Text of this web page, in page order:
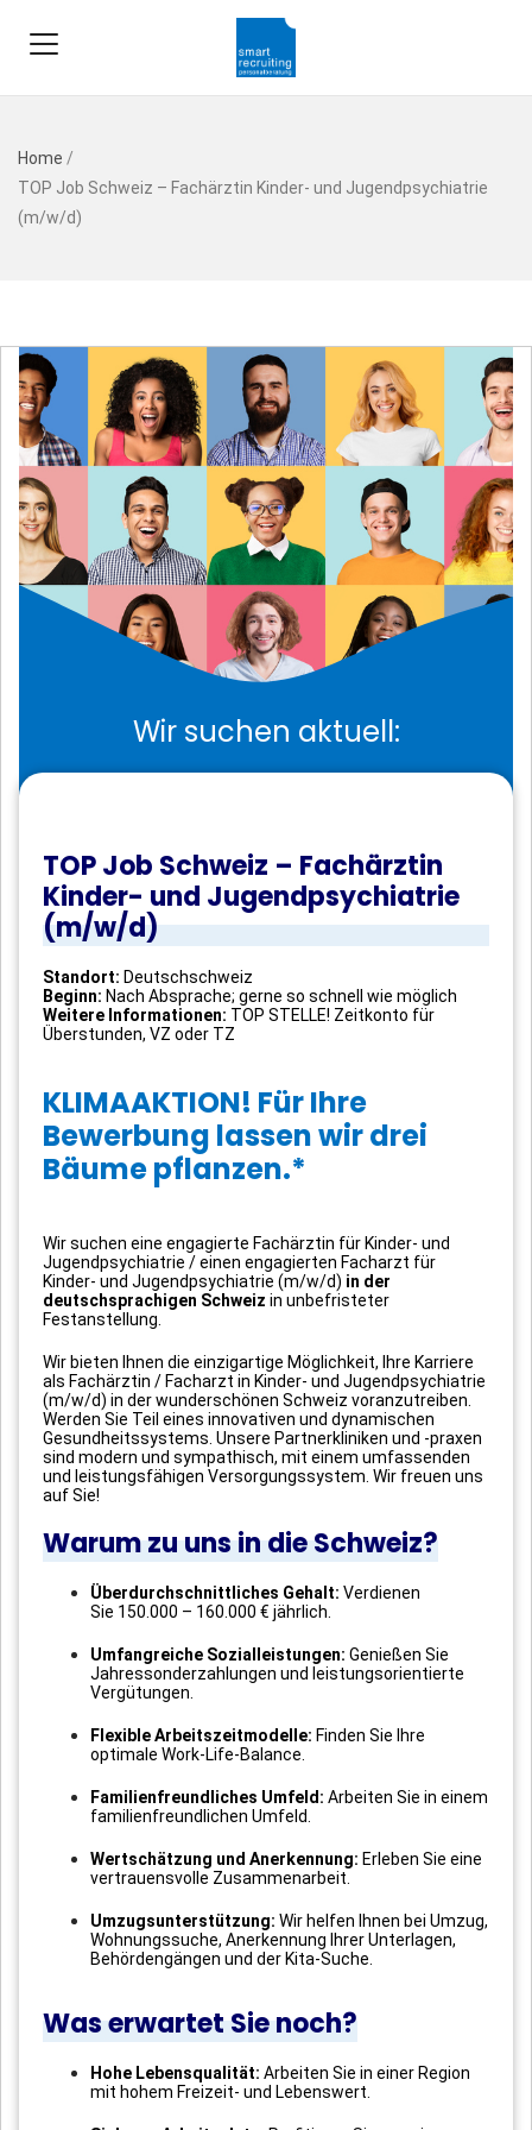
Home /
TOP Job Schweiz – Fachärztin Kinder- und Jugendpsychiatrie
(m/w/d)
Wir suchen aktuell:
TOP Job Schweiz – Fachärztin
Kinder- und Jugendpsychiatrie
(m/w/d)
Standort: Deutschschweiz
Beginn: Nach Absprache; gerne so schnell wie möglich
Weitere Informationen: TOP STELLE! Zeitkonto für
Überstunden, VZ oder TZ
KLIMAAKTION! Für Ihre
Bewerbung lassen wir drei
Bäume pflanzen.*
Wir suchen eine engagierte Fachärztin für Kinder- und
Jugendpsychiatrie / einen engagierten Facharzt für
Kinder- und Jugendpsychiatrie (m/w/d) in der
deutschsprachigen Schweiz in unbefristeter
Festanstellung.
Wir bieten Ihnen die einzigartige Möglichkeit, Ihre Karriere
als Fachärztin / Facharzt in Kinder- und Jugendpsychiatrie
(m/w/d) in der wunderschönen Schweiz voranzutreiben.
Werden Sie Teil eines innovativen und dynamischen
Gesundheitssystems. Unsere Partnerkliniken und -praxen
sind modern und sympathisch, mit einem umfassenden
und leistungsfähigen Versorgungssystem. Wir freuen uns
auf Sie!
Warum zu uns in die Schweiz?
Überdurchschnittliches Gehalt: Verdienen
Sie 150.000 – 160.000 € jährlich.
Umfangreiche Sozialleistungen: Genießen Sie
Jahressonderzahlungen und leistungsorientierte
Vergütungen.
Flexible Arbeitszeitmodelle: Finden Sie Ihre
optimale Work-Life-Balance.
Familienfreundliches Umfeld: Arbeiten Sie in einem
familienfreundlichen Umfeld.
Wertschätzung und Anerkennung: Erleben Sie eine
vertrauensvolle Zusammenarbeit.
Umzugsunterstützung: Wir helfen Ihnen bei Umzug,
Wohnungssuche, Anerkennung Ihrer Unterlagen,
Behördengängen und der Kita-Suche.
Was erwartet Sie noch?
Hohe Lebensqualität: Arbeiten Sie in einer Region
mit hohem Freizeit- und Lebenswert.